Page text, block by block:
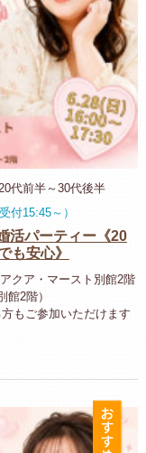
代前半～30代後半
付15:45～）
活パーティー《20
も安心》
クア・マースト別館2階
2階）
もご参加いただけます
お